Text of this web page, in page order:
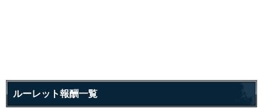
ルーレット報酬一覧